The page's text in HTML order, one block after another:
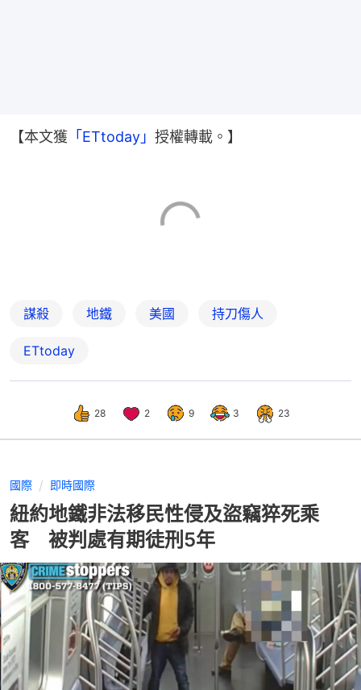
【本文獲 「ETtoday」 授權轉載。】
謀殺 地鐵 美國 持刀傷人
ETtoday
28 2 9 3 23
國際 即時國際
紐約地鐵非法移民性侵及盜竊猝死乘
客 被判處有期徒刑5年